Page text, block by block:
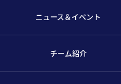
ニュース＆イベント
チーム紹介